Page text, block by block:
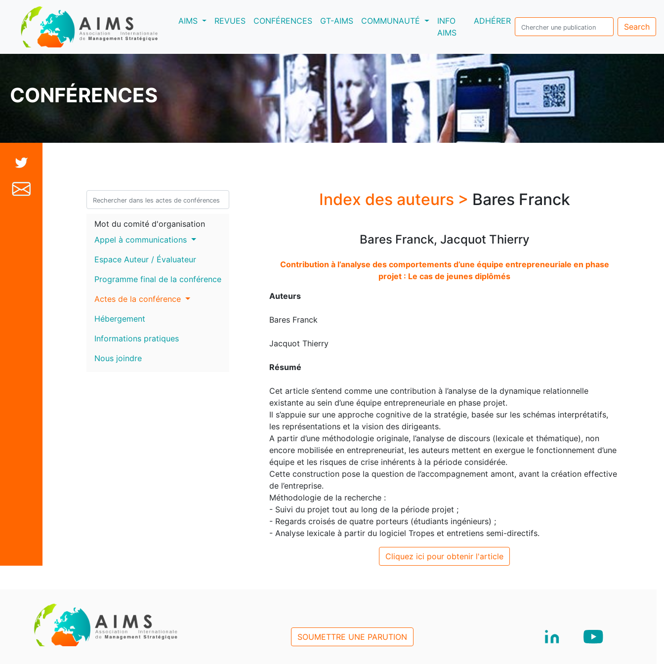
AIMS(current)REVUES CONFÉRENCES GT-AIMS COMMUNAUTÉ
INFO
AIMS
ADHÉRER
Search
CONFÉRENCES
Mot du comité d'organisation
Appel à communications
Espace Auteur / Évaluateur
Programme final de la conférence
Actes de la conférence
Hébergement
Informations pratiques
Nous joindre
Index des auteurs > Bares Franck
Bares Franck, Jacquot Thierry
Contribution à l’analyse des comportements d’une équipe entrepreneuriale en phase
projet : Le cas de jeunes diplômés
Auteurs
Bares Franck
Jacquot Thierry
Résumé
Cet article s’entend comme une contribution à l’analyse de la dynamique relationnelle
existante au sein d’une équipe entrepreneuriale en phase projet.
Il s’appuie sur une approche cognitive de la stratégie, basée sur les schémas interprétatifs,
les représentations et la vision des dirigeants.
A partir d’une méthodologie originale, l’analyse de discours (lexicale et thématique), non
encore mobilisée en entrepreneuriat, les auteurs mettent en exergue le fonctionnement d’une
équipe et les risques de crise inhérents à la période considérée.
Cette construction pose la question de l’accompagnement amont, avant la création effective
de l’entreprise.
Méthodologie de la recherche :
- Suivi du projet tout au long de la période projet ;
- Regards croisés de quatre porteurs (étudiants ingénieurs) ;
- Analyse lexicale à partir du logiciel Tropes et entretiens semi-directifs.
Cliquez ici pour obtenir l'article
SOUMETTRE UNE PARUTION